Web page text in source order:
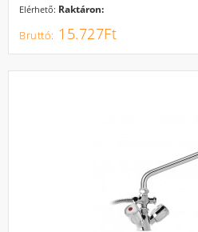
Elérhető: Raktáron:
15.727Ft